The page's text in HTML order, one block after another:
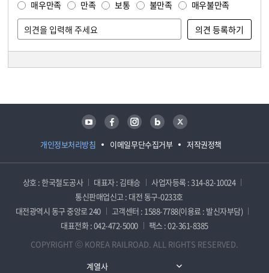
매우만족 만족 보통 불만족 매우불만족
개인정보처리방침 이메일무단수집거부 저작권정책
유튜브 페이스북 인스타그램 블로그 트위터
상호 : 한국철도공사 대표자 : 김태승
사업자등록 : 314-82-10024
통신판매업신고 : 대전 동구-0233호
대전광역시 동구 중앙로 240
고객센터 : 1588-7788(이용료 : 발신자부담)
대표전화 : 042-472-5000
팩스 : 02-361-8385
COPYRIGHT ⓒ KOREA RAILROAD. ALL RIGHTS RESERVED.
계열사